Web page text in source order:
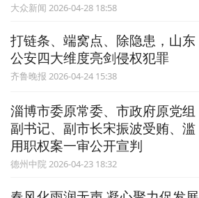
大众新闻 2026-04-28 18:58
打链条、端窝点、除隐患，山东
公安四大维度亮剑侵权犯罪
齐鲁晚报 2026-04-24 15:38
淄博市委原常委、市政府原党组
副书记、副市长宋振波受贿、滥
用职权案一审公开宣判
德州中院 2026-04-23 18:32